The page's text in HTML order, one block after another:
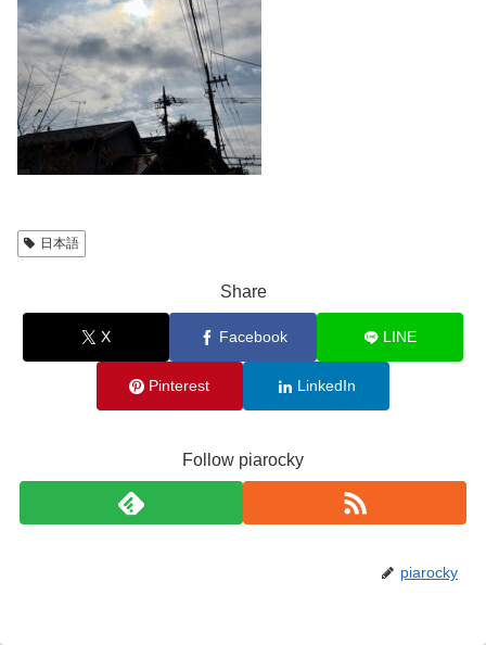
日本語
Share
X Facebook LINE
Pinterest LinkedIn
Follow piarocky
piarocky